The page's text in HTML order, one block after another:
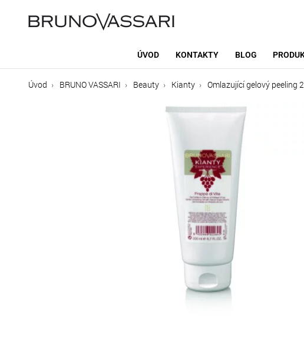
ÚVOD KONTAKTY BLOG
Úvod BRUNO VASSARI Beauty Kianty Omlazující gelový peeling